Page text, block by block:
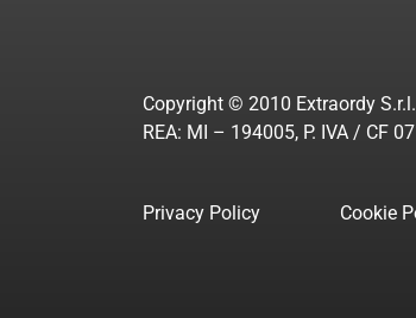
Copyright © 2010 Extraordy
REA: MI – 194005, P. IVA / CF
Privacy Policy Cookie